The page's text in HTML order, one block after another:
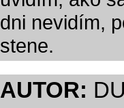
dni nevidím,
stene.
AUTOR: